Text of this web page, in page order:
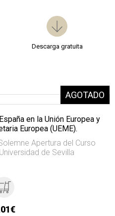
Descarga gratuita
en la Unión Europea y
Europea (UEME).
Apertura del Curso
de Sevilla